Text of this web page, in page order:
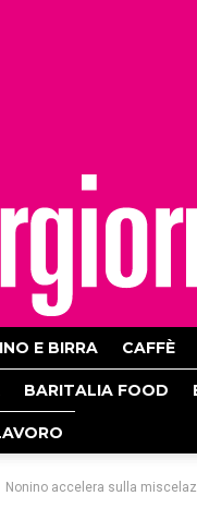
E BIRRA CAFFÈ
BARITALIA FOOD
Nonino accelera sulla